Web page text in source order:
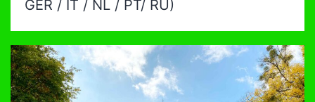
GER / IT / NL / PT/ RU)